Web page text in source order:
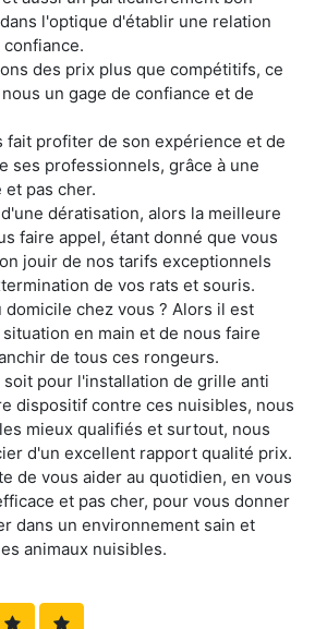
l'optique d'établir une relation
des prix plus que compétitifs, ce
un gage de confiance et de
fait profiter de son expérience et de
ses professionnels, grâce à une
pas cher.
dératisation, alors la meilleure
faire appel, étant donné que vous
jouir de nos tarifs exceptionnels
de vos rats et souris.
chez vous ? Alors il est
en main et de nous faire
de tous ces rongeurs.
soit pour l'installation de grille anti
dispositif contre ces nuisibles, nous
mieux qualifiés et surtout, nous
d'un excellent rapport qualité prix.
de vous aider au quotidien, en vous
et pas cher, pour vous donner
dans un environnement sain et
animaux nuisibles.